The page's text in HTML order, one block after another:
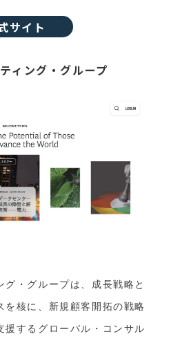
サイト
ィング・グループ
・グループは、成長戦略と
を核に、新規顧客開拓の戦略
援するグローバル・コンサル